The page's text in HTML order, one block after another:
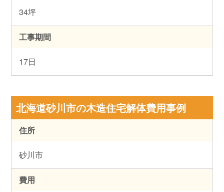
34坪
工事期間
17日
北海道砂川市の木造住宅解体費用事例
住所
砂川市
費用